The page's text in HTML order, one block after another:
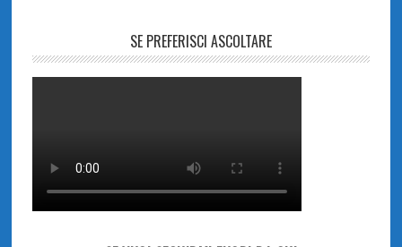
SE PREFERISCI ASCOLTARE